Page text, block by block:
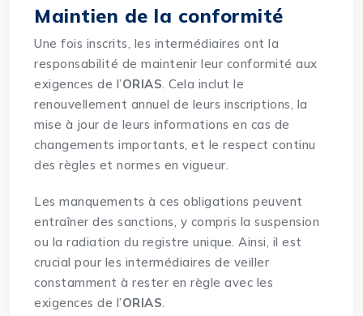
Maintien de la conformité
Une fois inscrits, les intermédiaires ont la
responsabilité de maintenir leur conformité aux
exigences de l’ORIAS. Cela inclut le
renouvellement annuel de leurs inscriptions, la
mise à jour de leurs informations en cas de
changements importants, et le respect continu
des règles et normes en vigueur.
Les manquements à ces obligations peuvent
entraîner des sanctions, y compris la suspension
ou la radiation du registre unique. Ainsi, il est
crucial pour les intermédiaires de veiller
constamment à rester en règle avec les
exigences de l’ORIAS.